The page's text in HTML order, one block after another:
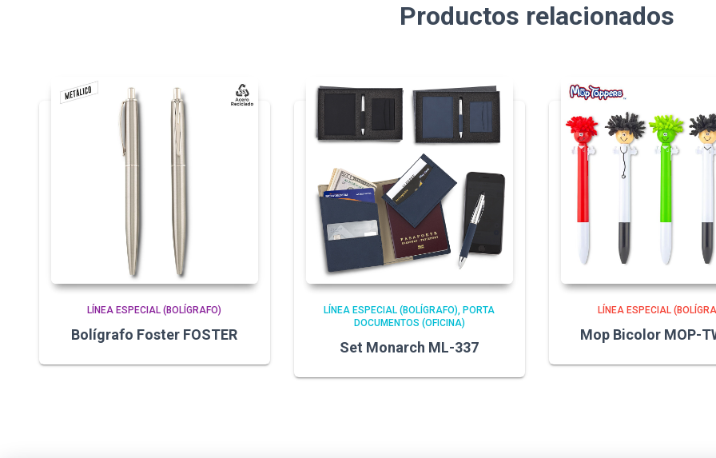
Productos relacionados
LÍNEA ESPECIAL (BOLÍGRAFO)
Bolígrafo Foster FOSTER
LÍNEA ESPECIAL (BOLÍGRAFO) PORTA
DOCUMENTOS (OFICINA)
Set Monarch ML-337
LÍNEA ESPECIAL
Mop Bicolor MOP-